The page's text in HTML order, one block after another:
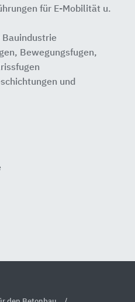
für E-Mobilität u.
Bauindustrie
Bewegungsfugen,
und